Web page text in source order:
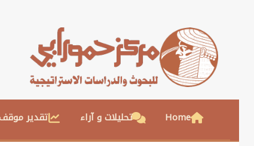
Home تحليلات و آراء تقدير